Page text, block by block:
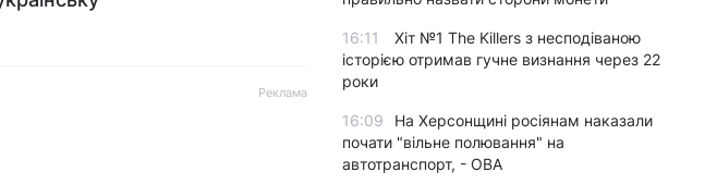
Реклама
16:11
Хіт №1 The Killers з несподіваною
історією отримав гучне визнання через 22
роки
16:09
На Херсонщині росіянам наказали
почати "вільне полювання" на
автотранспорт, - ОВА